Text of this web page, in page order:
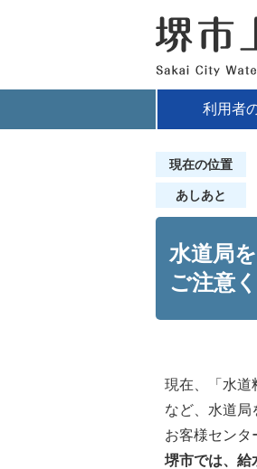
利用者
現在の位置
あしあと
水道局
ご注意
現在、「水道
など、水道局
お客様センタ
堺市では、給